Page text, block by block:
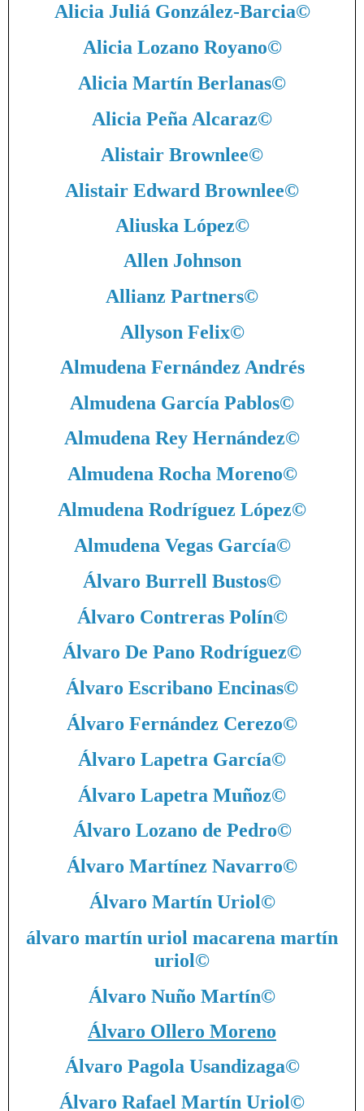
Alicia Juliá González-Barcia©
Alicia Lozano Royano©
Alicia Martín Berlanas©
Alicia Peña Alcaraz©
Alistair Brownlee©
Alistair Edward Brownlee©
Aliuska López©
Allen Johnson
Allianz Partners©
Allyson Felix©
Almudena Fernández Andrés
Almudena García Pablos©
Almudena Rey Hernández©
Almudena Rocha Moreno©
Almudena Rodríguez López©
Almudena Vegas García©
Álvaro Burrell Bustos©
Álvaro Contreras Polín©
Álvaro De Pano Rodríguez©
Álvaro Escribano Encinas©
Álvaro Fernández Cerezo©
Álvaro Lapetra García©
Álvaro Lapetra Muñoz©
Álvaro Lozano de Pedro©
Álvaro Martínez Navarro©
Álvaro Martín Uriol ©
álvaro martín uriol macarena martín
uriol©
Álvaro Nuño Martín©
Álvaro Ollero Moreno
Álvaro Pagola Usandizaga©
Álvaro Rafael Martín Uriol©